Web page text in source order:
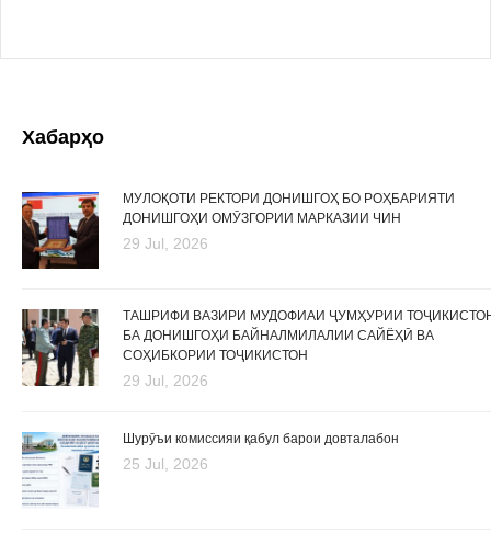
Хабарҳо
МУЛОҚОТИ РЕКТОРИ ДОНИШГОҲ БО РОҲБАРИЯТИ
ДОНИШГОҲИ ОМӮЗГОРИИ МАРКАЗИИ ЧИН
29 Jul, 2026
ТАШРИФИ ВАЗИРИ МУДОФИАИ ҶУМҲУРИИ
БА ДОНИШГОҲИ БАЙНАЛМИЛАЛИИ САЙЁҲӢ ВА
СОҲИБКОРИИ ТОҶИКИСТОН
29 Jul, 2026
Шурӯъи комиссияи қабул барои довталабон
25 Jul, 2026